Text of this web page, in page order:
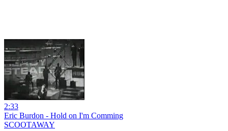
2:33
Eric Burdon - Hold on I'm Comming
SCOOTAWAY